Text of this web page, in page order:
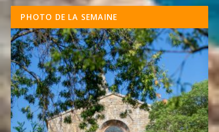
PHOTO DE LA SEMAINE